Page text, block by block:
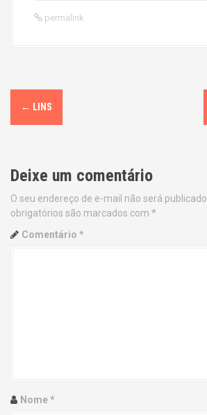
permalink
P
o
t
n
a
i
← LINS
Deixe um comentário
O seu endereço de e-mail não será publicado.
obrigatórios são marcados com *
Comentário *
Nome*